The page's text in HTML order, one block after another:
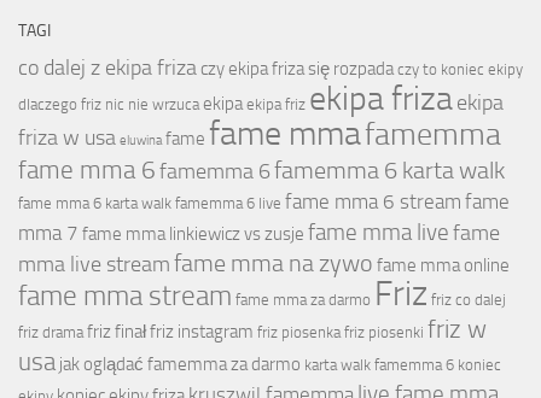
TAGI
co dalej z ekipa friza czy ekipa friza się rozpada czy to koniec ekipy
dlaczego friz nic nie wrzuca ekipa ekipa friz ekipa frizaekipa
friza w usa eluwina fame fame mmafamemma
fame mma 6famemma 6famemma 6 karta walk
fame mma 6 karta walk famemma 6 live fame mma 6 stream fame
mma 7 fame mma linkiewicz vs zusje fame mma livefame
mma live streamfame mma na zywo fame mma online
fame mma stream fame mma za darmo Friz friz co dalej
friz drama friz finałfriz instagram friz piosenka friz piosenki friz w
usa jak oglądać famemma za darmo karta walk famemma 6 koniec